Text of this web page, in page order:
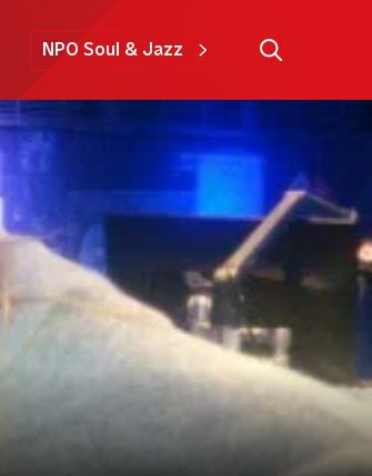
NPO Soul & Jazz